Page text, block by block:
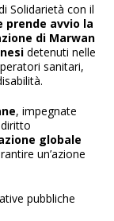
Solidarietà con il
prende avvio la
di Marwan
detenuti nelle
sanitari,
, impegnate
globale
un’azione
pubbliche